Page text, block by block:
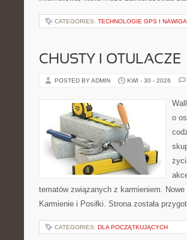
CATEGORIES: TECHNOLOGIE GPS I
CHUSTY I OTULACZE
POSTED BY ADMIN KWI - 30 - 2026
o
tematów związanych z karmieniem.
Karmienie i Posiłki. Strona została
CATEGORIES: DLA POCZĄTKUJĄCYCH